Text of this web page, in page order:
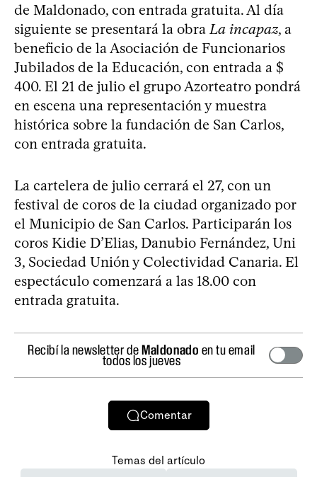
de Maldonado, con entrada gratuita. Al día
siguiente se presentará la obraLa incapaz, a
beneficio de la Asociación de Funcionarios
Jubilados de la Educación, con entrada a $
400. El 21 de julio el grupo Azorteatro pondrá
en escena una representación y muestra
histórica sobre la fundación de San Carlos,
con entrada gratuita.
La cartelera de julio cerrará el 27, con un
festival de coros de la ciudad organizado por
el Municipio de San Carlos. Participarán los
coros Kidie D’Elias, Danubio Fernández, Uni
3, Sociedad Unión y Colectividad Canaria. El
espectáculo comenzará a las 18.00 con
entrada gratuita.
Recibí la newsletter deMaldonado en tu email
todos los jueves
Comentar
Temas del artículo